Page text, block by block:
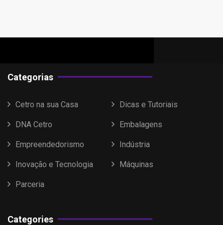
Categorias
Cetro na sua Casa Dicas e Tutoriais
DNA Cetro Embalagens
Empreendedorismo Indústria
Inovação e Tecnologia Máquinas
Parceria
Categories